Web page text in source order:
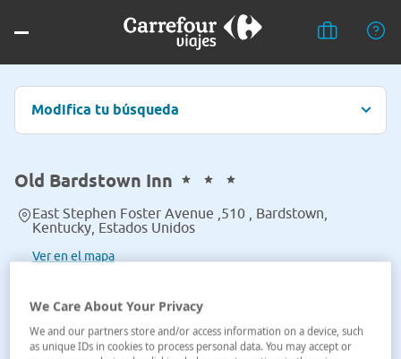
Modifica tu búsqueda
Old Bardstown Inn
East Stephen Foster Avenue ,510 , Bardstown,
Kentucky, Estados Unidos
Ver en el mapa
We Care About Your Privacy
We and our partners store and/or access information on a device, such
as unique IDs in cookies to process personal data. You may accept or